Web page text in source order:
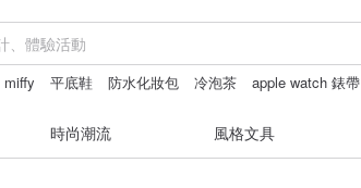
miffy 平底鞋 防水化妝包 冷泡茶 apple watch 錶帶
時尚潮流 風格文具